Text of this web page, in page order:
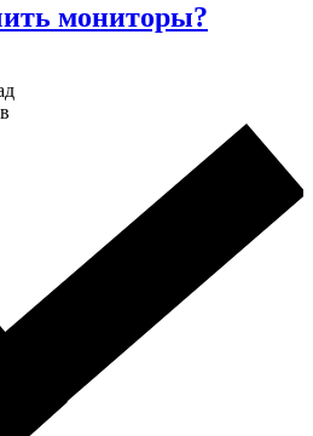
мониторы?